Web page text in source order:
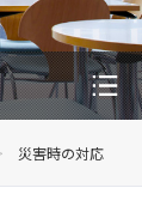
災害時の対応